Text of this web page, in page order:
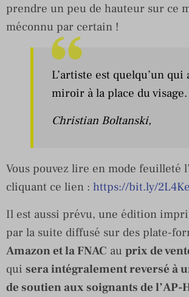
prendre un peu de hauteur sur ce
méconnu par certain !
L’artiste est quelqu’un qui
miroir à la place du visage.
Christian Boltanski,
Vous pouvez lire en mode feuilleté
cliquant ce lien : https://bit.ly/
Il est aussi prévu, une édition
par la suite diffusé sur des plate-
Amazon et la FNAC au prix de
qui sera intégralement reversé à
de soutien aux soignants de l’AP-